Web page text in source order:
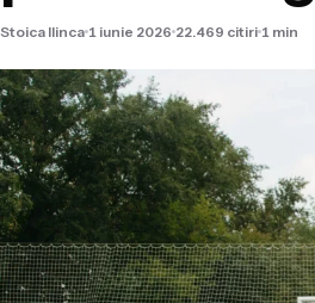
Stoica Ilinca 1 iunie 2026 22.469 citiri 1 min